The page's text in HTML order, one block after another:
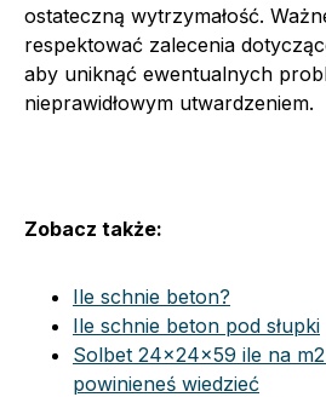
ostateczną wytrzymałość.
respektować zalecenia
aby uniknąć ewentualnych
nieprawidłowym utwardzeniem.
Zobacz także:
Ile schnie beton?
Ile schnie beton pod słupki
Solbet 24x24x59 ile na
powinieneś wiedzieć